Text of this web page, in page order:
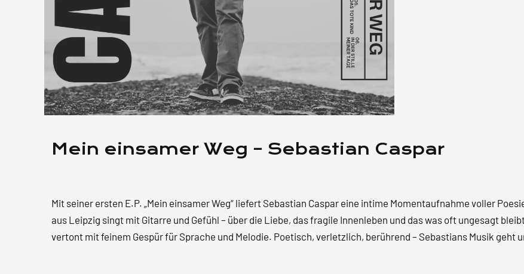
Mein einsamer Weg – Sebastian Caspar
Mit seiner ersten E.P. „Mein einsamer Weg“ liefert Sebastian Caspar eine intime Momentaufnahme voller
aus Leipzig singt mit Gitarre und Gefühl – über die Liebe, das fragile Innenleben und das was oft ungesagt
vertont mit feinem Gespür für Sprache und Melodie. Poetisch, verletzlich, berührend – Sebastians Musik geht